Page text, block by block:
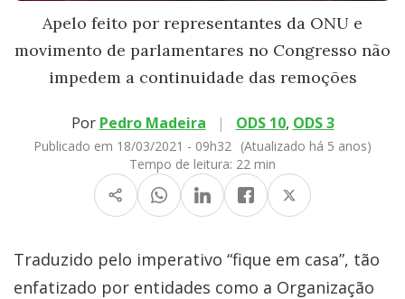
Apelo feito por representantes da ONU e
movimento de parlamentares no Congresso não
impedem a continuidade das remoções
Por Pedro Madeira | ODS 10, ODS 3
Publicado em 18/03/2021 - 09h32
(Atualizado há 5 anos)
Tempo de leitura: 22 min
Traduzido pelo imperativo “fique em casa”, tão
enfatizado por entidades como a Organização